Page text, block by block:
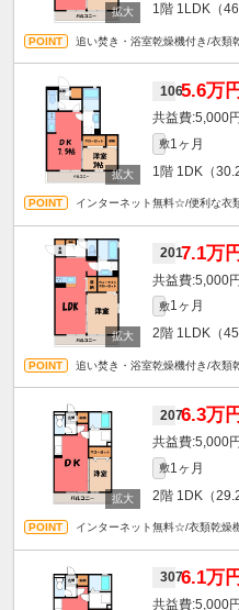
1階 1LDK（
追い焚き・浴室乾燥機付き/衣類
1065.6万円
5,000円
敷1ヶ月
1階 1DK（
インターネット無料☆/便利な衣
2017.1万円
5,000円
敷1ヶ月
2階 1LDK（
追い焚き・浴室乾燥機付き/衣類
2076.3万円
5,000円
敷1ヶ月
2階 1DK（
インターネット無料☆/衣類乾燥
3076.1万円
5,000円